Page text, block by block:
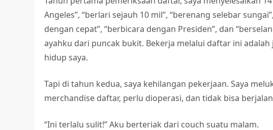
Angeles”, “berlari sejauh 10 mil”, “berenang selebar
dengan cepat”, “berbicara dengan Presiden”, dan
ayahku dari puncak bukit. Bekerja melalui daftar ini
hidup saya.
Tapi di tahun kedua, saya kehilangan pekerjaan. Saya
merchandise daftar, perlu dioperasi, dan tidak bisa
“Ini terlalu sulit!” Aku berteriak dari couch suatu malam.